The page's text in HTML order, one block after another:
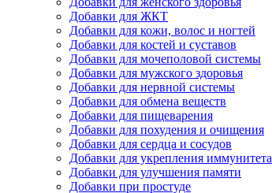
Добавки для ЖКТ
Добавки для кожи, волос и ногтей
Добавки для костей и суставов
Добавки для мочеполовой системы
Добавки для мужского здоровья
Добавки для нервной системы
Добавки для обмена веществ
Добавки для пищеварения
Добавки для похудения и очищения
Добавки для сердца и сосудов
Добавки для укрепления иммунитета
Добавки для улучшения памяти
Добавки при простуде